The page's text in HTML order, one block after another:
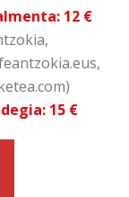
12 €
15 €